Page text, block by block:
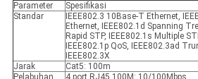
Parameter
Spesifikasi
Standar
IEEE802.3 10Base-T Ethernet,
Ethernet, IEEE802.1d Spanning
Rapid STP, IEEE802.1s Multiple
IEEE802.1p QoS, IEEE802.3ad
IEEE802.3X
Jarak
Cat5: 100m